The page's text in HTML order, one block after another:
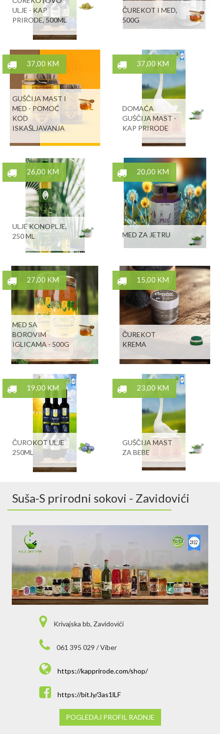
ULJE - KAP
PRIRODE, 500ML
ČUREKOT I MED,
500G
37,00 KM
GUŠČIJA MAST I
MED - POMOĆ
KOD
ISKAŠLJAVANJA
37,00 KM
DOMAĆA
GUŠČIJA MAST -
KAP PRIRODE
26,00 KM
ULJE KONOPLJE,
250 ML
20,00 KM
MED ZA JETRU
27,00 KM
MED SA
BOROVIM
IGLICAMA - 500G
15,00 KM
ČUREKOT
KREMA
19,00 KM
ČUROKOT ULJE
250ML
23,00 KM
GUŠČIJA MAST
ZA BEBE
Suša-S prirodni sokovi - Zavidovići
Krivajska bb, Zavidovići
061 395 029 / Viber
https://kapprirode.com/shop/
https://bit.ly/3as1lLF
POGLEDAJ PROFIL RADNJE